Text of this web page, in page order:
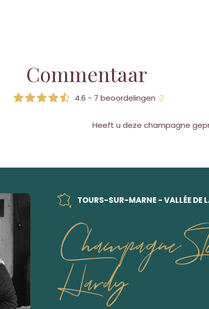
Commentaar
4.6 - 7 beoordelingen
Heeft u deze champagne
TOURS-SUR-MARNE - VALLÉE DE
Champagne
Hardy